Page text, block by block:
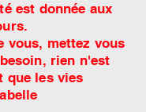
est donnée aux
vous, mettez vous
rien n'est
que les vies